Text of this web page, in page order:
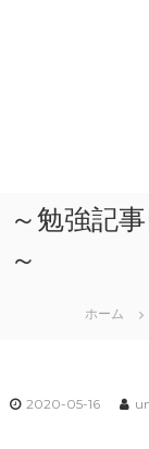
～勉強記
～
ホーム
2020-05-16